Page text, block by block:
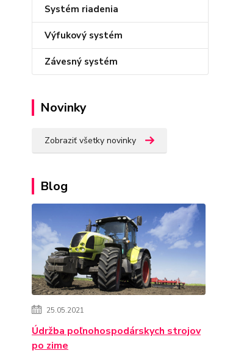
Systém riadenia
Výfukový systém
Závesný systém
Novinky
Zobraziť všetky novinky
Blog
25.05.2021
Údržba poľnohospodárskych strojov
po zime